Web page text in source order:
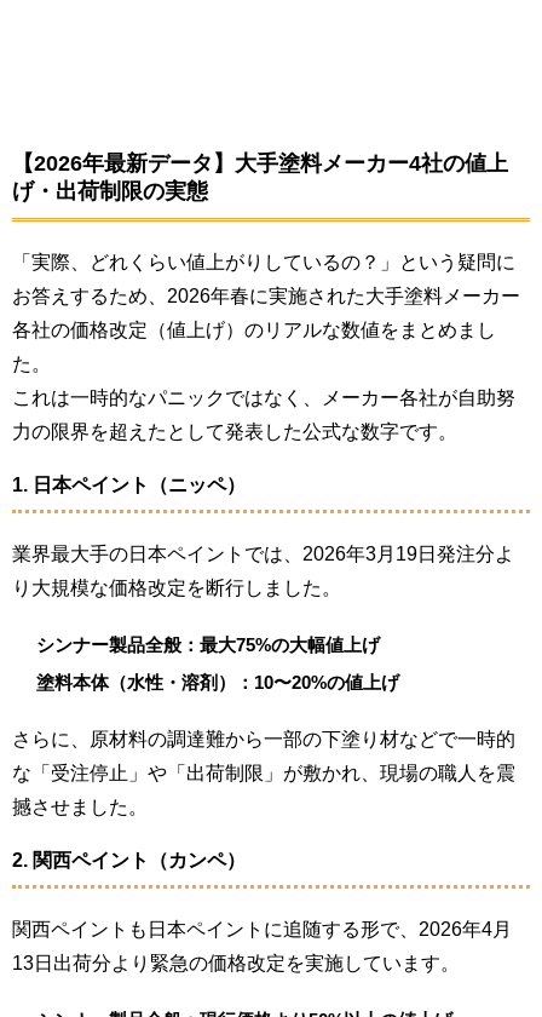
【2026年最新データ】大手塗料メーカー4社の値上
げ・出荷制限の実態
「実際、どれくらい値上がりしているの？」という疑問に
お答えするため、2026年春に実施された大手塗料メーカー
各社の価格改定（値上げ）のリアルな数値をまとめまし
た。
これは一時的なパニックではなく、メーカー各社が自助努
力の限界を超えたとして発表した公式な数字です。
1. 日本ペイント（ニッペ）
業界最大手の日本ペイントでは、2026年3月19日発注分よ
り大規模な価格改定を断行しました。
シンナー製品全般：最大75%の大幅値上げ
塗料本体（水性・溶剤）：10〜20%の値上げ
さらに、原材料の調達難から一部の下塗り材などで一時的
な「受注停止」や「出荷制限」が敷かれ、現場の職人を震
撼させました。
2. 関西ペイント（カンペ）
関西ペイントも日本ペイントに追随する形で、2026年4月
13日出荷分より緊急の価格改定を実施しています。